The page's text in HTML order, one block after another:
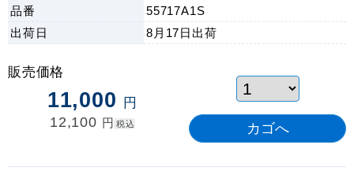
品番
55717A1S
出荷日 8月17日 出荷
販売価格
11,000 円
12,100 円 税込